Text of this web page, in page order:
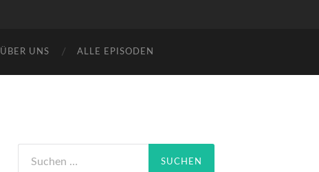
ÜBER UNS ALLE EPISODEN
nach: